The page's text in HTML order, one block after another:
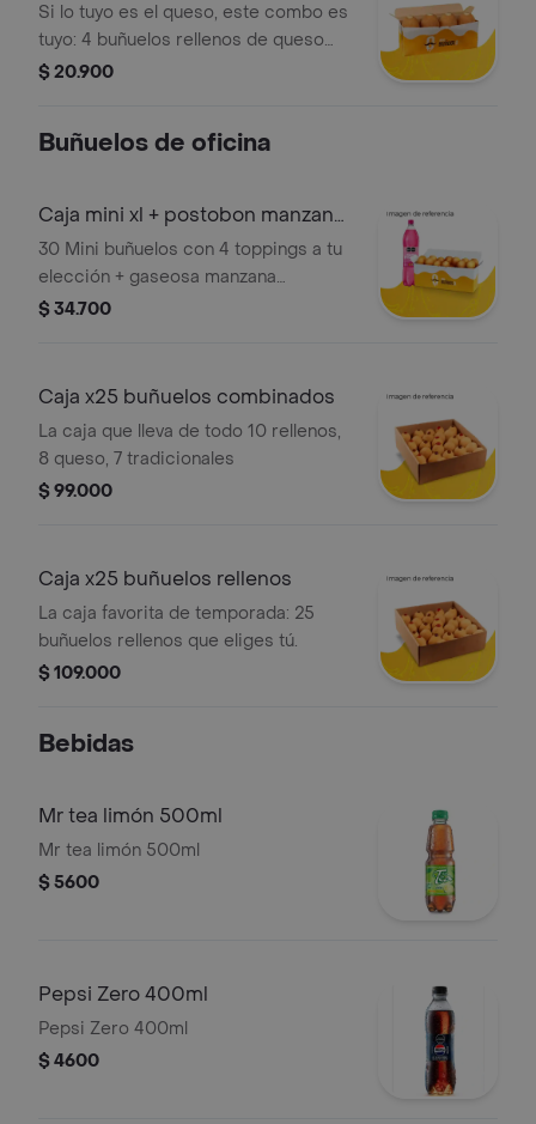
Si lo tuyo es el queso, este combo es
tuyo: 4 buñuelos rellenos de queso
mozzarella, crujientes por fuera,
$ 20.900
Buñuelos de oficina
Caja mini xl + postobon manzana
1.5l
30 Mini buñuelos con 4 toppings a tu
elección + gaseosa manzana
postobon 1.5l la caja perfecta para
$ 34.700
Caja x25 buñuelos combinados
La caja que lleva de todo 10 rellenos,
8 queso, 7 tradicionales
$ 99.000
Caja x25 buñuelos rellenos
La caja favorita de temporada: 25
buñuelos rellenos que eliges tú.
$ 109.000
Bebidas
Mr tea limón 500ml
Mr tea limón 500ml
$ 5600
Pepsi Zero 400ml
Pepsi Zero 400ml
$ 4600